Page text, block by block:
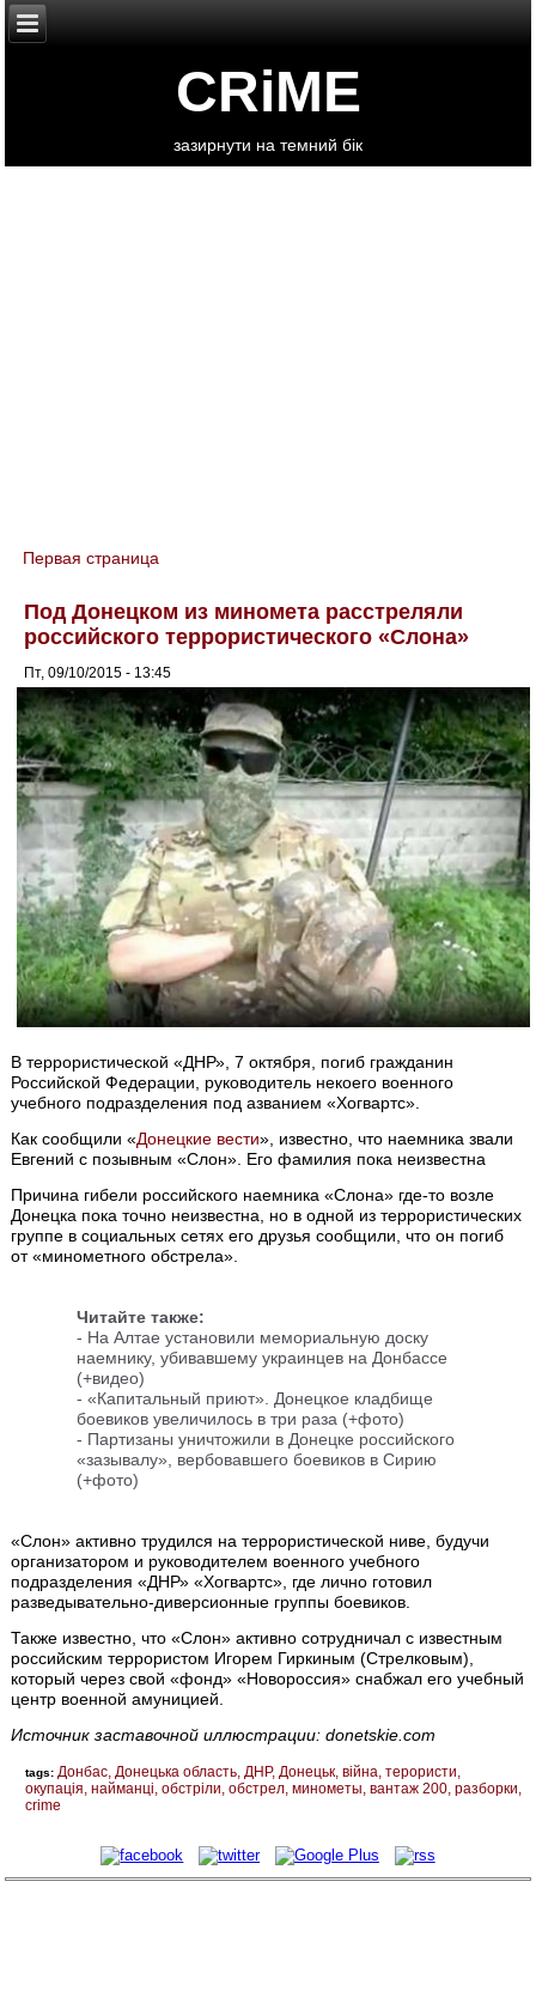
CRiME
зазирнути на темний бік
You are here
Первая страница
Под Донецком из миномета расстреляли
российского террористического «Слона»
Пт, 09/10/2015 - 13:45
В террористической «ДНР», 7 октября, погиб гражданин
Российской Федерации, руководитель некоего военного
учебного подразделения под азванием «Хогвартс».
Как сообщили «Донецкие вести», известно, что наемника звали
Евгений с позывным «Слон». Его фамилия пока неизвестна
Причина гибели российского наемника «Слона» где-то возле
Донецка пока точно неизвестна, но в одной из террористических
группе в социальных сетях его друзья сообщили, что он погиб
от «минометного обстрела».
Читайте также:
- На Алтае установили мемориальную доску
наемнику, убивавшему украинцев на Донбассе
(+видео)
- «Капитальный приют». Донецкое кладбище
боевиков увеличилось в три раза (+фото)
- Партизаны уничтожили в Донецке российского
«зазывалу», вербовавшего боевиков в Сирию
(+фото)
«Слон» активно трудился на террористической ниве, будучи
организатором и руководителем военного учебного
подразделения «ДНР» «Хогвартс», где лично готовил
разведывательно-диверсионные группы боевиков.
Также известно, что «Слон» активно сотрудничал с известным
российским террористом Игорем Гиркиным (Стрелковым),
который через свой «фонд» «Новороссия» снабжал его учебный
центр военной амуницией.
Источник заставочной иллюстрации: donetskie.com
tags: Донбас Донецька область ДНР Донецьк війна терористи
окупація найманці обстріли обстрел минометы вантаж 200 разборки
crime